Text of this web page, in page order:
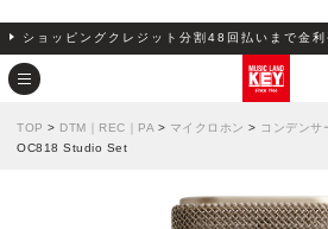
ショッピングクレジット分割48回払いまで金利
TOP > DTM｜REC｜PA > マイクロホン > コンデンサ
OC818 Studio Set